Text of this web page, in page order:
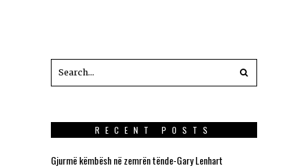
RECENT POSTS
Gjurmë këmbësh në zemrën tënde-Gary Lenhart